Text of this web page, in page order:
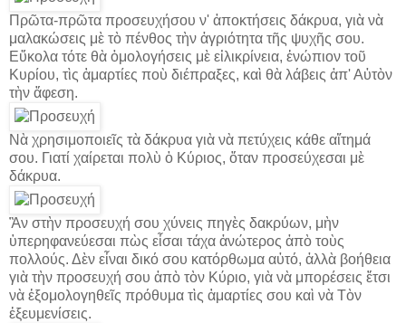
Πρῶτα-πρῶτα προσευχήσου ν' ἀποκτήσεις δάκρυα, γιὰ νὰ
μαλακώσεις μὲ τὸ πένθος τὴν ἀγριότητα τῆς ψυχῆς σου.
Εὔκολα τότε θὰ ὁμολογήσεις μὲ εἰλικρίνεια, ἐνώπιον τοῦ
Κυρίου, τὶς ἁμαρτίες ποὺ διέπραξες, καὶ θὰ λάβεις ἀπ' Αὐτὸν
τὴν ἄφεση.
Νὰ χρησιμοποιεῖς τὰ δάκρυα γιὰ νὰ πετύχεις κάθε αἴτημά
σου. Γιατί χαίρεται πολὺ ὁ Κύριος, ὅταν προσεύχεσαι μὲ
δάκρυα.
Ἂν στὴν προσευχή σου χύνεις πηγὲς δακρύων, μὴν
ὑπερηφανεύεσαι πὼς εἶσαι τάχα ἀνώτερος ἀπὸ τοὺς
πολλούς. Δὲν εἶναι δικό σου κατόρθωμα αὐτό, ἀλλὰ βοήθεια
γιὰ τὴν προσευχή σου ἀπὸ τὸν Κύριο, γιὰ νὰ μπορέσεις ἔτσι
νὰ ἐξομολογηθεῖς πρόθυμα τὶς ἁμαρτίες σου καὶ νὰ Τὸν
ἐξευμενίσεις.